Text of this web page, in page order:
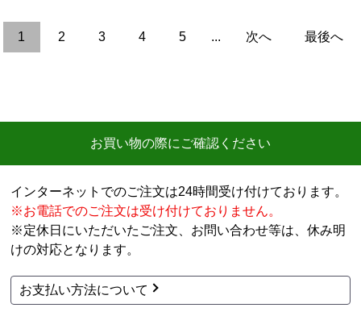
1 2 3 4 5 ... 次へ 最後へ
お買い物の際にご確認ください
インターネットでのご注文は24時間受け付けております。
※お電話でのご注文は受け付けておりません。
※定休日にいただいたご注文、お問い合わせ等は、休み明
けの対応となります。
お支払い方法について